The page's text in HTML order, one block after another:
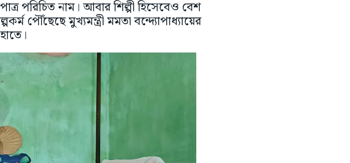
পরিচিত নাম। আবার শিল্পী হিসেবেও বেশ
পৌঁছেছে মুখ্যমন্ত্রী মমতা বন্দ্যোপাধ্যায়ের
হাতে।